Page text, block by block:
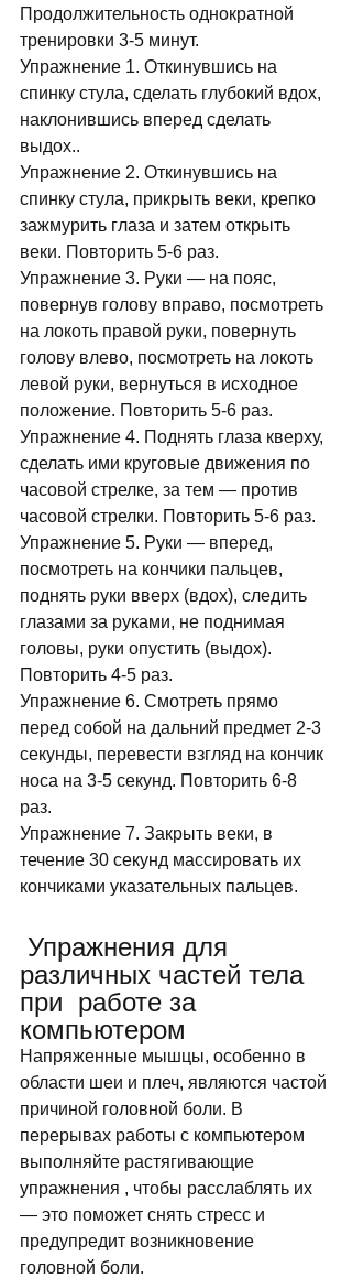
Продолжительность однократной
тренировки 3-5 минут.
Упражнение 1. Откинувшись на
спинку стула, сделать глубокий вдох,
наклонившись вперед сделать
выдох..
Упражнение 2. Откинувшись на
спинку стула, прикрыть веки, крепко
зажмурить глаза и затем открыть
веки. Повторить 5-6 раз.
Упражнение 3. Руки — на пояс,
повернув голову вправо, посмотреть
на локоть правой руки, повернуть
голову влево, посмотреть на локоть
левой руки, вернуться в исходное
положение. Повторить 5-6 раз.
Упражнение 4. Поднять глаза кверху,
сделать ими круговые движения по
часовой стрелке, за тем — против
часовой стрелки. Повторить 5-6 раз.
Упражнение 5. Руки — вперед,
посмотреть на кончики пальцев,
поднять руки вверх (вдох), следить
глазами за руками, не поднимая
головы, руки опустить (выдох).
Повторить 4-5 раз.
Упражнение 6. Смотреть прямо
перед собой на дальний предмет 2-3
секунды, перевести взгляд на кончик
носа на 3-5 секунд. Повторить 6-8
раз.
Упражнение 7. Закрыть веки, в
течение 30 секунд массировать их
кончиками указательных пальцев.
различных частей тела
при  работе за
компьютером
Напряженные мышцы, особенно в
области шеи и плеч, являются частой
причиной головной боли. В
перерывах работы с компьютером
выполняйте растягивающие
упражнения , чтобы расслаблять их
— это поможет снять стресс и
предупредит возникновение
головной боли.